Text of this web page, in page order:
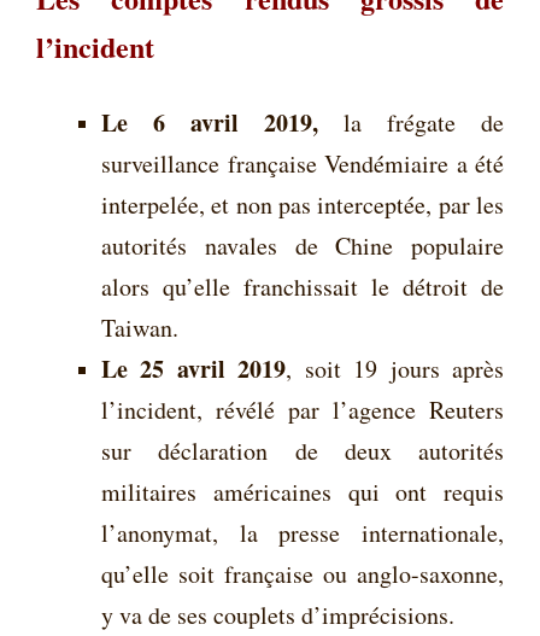
l’incident
Le 6 avril 2019, la frégate de
surveillance française Vendémiaire a été
interpelée, et non pas interceptée, par les
autorités navales de Chine populaire
alors qu’elle franchissait le détroit de
Taiwan.
Le 25 avril 2019, soit 19 jours après
l’incident, révélé par l’agence Reuters
sur déclaration de deux autorités
militaires américaines qui ont requis
l’anonymat, la presse internationale,
qu’elle soit française ou anglo-saxonne,
y va de ses couplets d’imprécisions.